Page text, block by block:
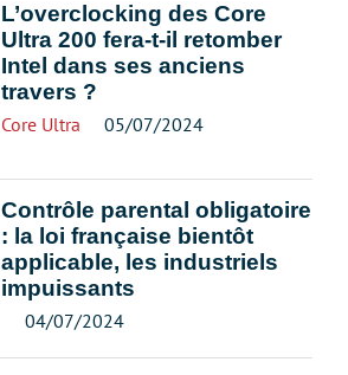
L’overclocking des Core
Ultra 200 fera-t-il retomber
Intel dans ses anciens
travers ?
Core Ultra 05/07/2024
Contrôle parental obligatoire
: la loi française bientôt
applicable, les industriels
impuissants
04/07/2024